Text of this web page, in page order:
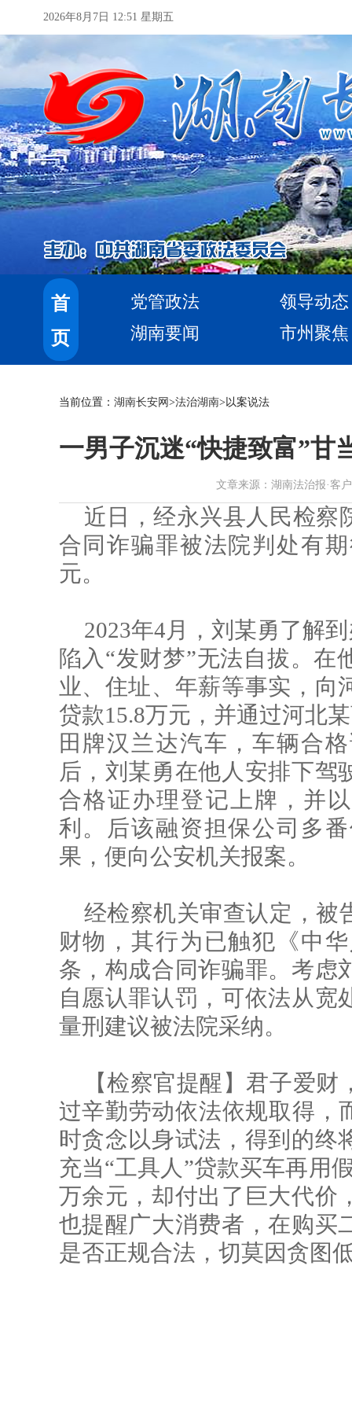
2026年8月7日 12:51 星期五
首
页
党管政法
领导动态
湖南要闻
市州聚焦
当前位置： 湖南长安网 >法治湖南>以案说法
一男子沉迷“快捷致富”甘
文章来源：湖南法治报·客
近日，经永兴县人民检察
合同诈骗罪被法院判处有
元。
2023年4月，刘某勇了解
陷入“发财梦”无法自拔。
业、住址、年薪等事实，向
贷款15.8万元，并通过河北
田牌汉兰达汽车，车辆合
后，刘某勇在他人安排下驾
合格证办理登记上牌，并
利。后该融资担保公司多
果，便向公安机关报案。
经检察机关审查认定，被
财物，其行为已触犯《中
条，构成合同诈骗罪。考虑
自愿认罪认罚，可依法从宽
量刑建议被法院采纳。
【检察官提醒】君子爱
过辛勤劳动依法依规取得，
时贪念以身试法，得到的终
充当“工具人”贷款买车再用
万余元，却付出了巨大代价
也提醒广大消费者，在购买
是否正规合法，切莫因贪图